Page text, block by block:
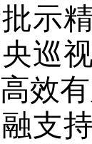
示
巡
效
支